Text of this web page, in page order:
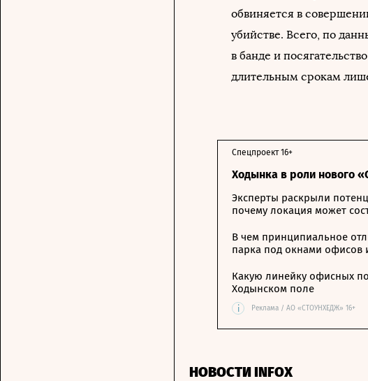
обвиняется в
убийстве. Всего, по
в банде и
длительным срокам
Ходынка в роли нового
Спецпроект 16+
Эксперты раскрыли
почему локация может
В чем принципиальное
парка под окнами офисов
Какую линейку офисных
Ходынском поле
i Реклама / АО «СТОУНХЕДЖ» 16+
НОВОСТИ INFOX